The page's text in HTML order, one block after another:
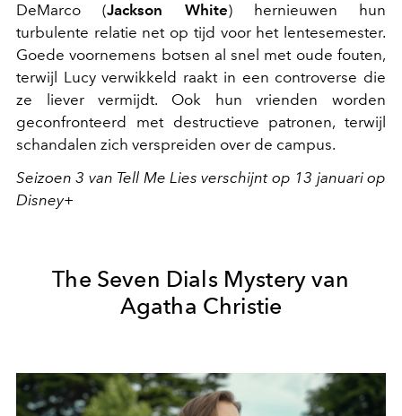
DeMarco (Jackson White) hernieuwen hun
turbulente relatie net op tijd voor het lente­semester.
Goede voornemens botsen al snel met oude fouten,
terwijl Lucy verwikkeld raakt in een controverse die
ze liever vermijdt. Ook hun vrienden worden
geconfronteerd met destructieve patronen, terwijl
schandalen zich verspreiden over de campus.
Seizoen 3 van Tell Me Lies verschijnt op 13 januari op
Disney+
The Seven Dials Mystery van
Agatha Christie